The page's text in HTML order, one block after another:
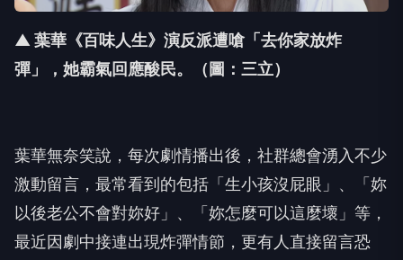
彈」，她霸氣回應酸民。（圖：三立）
以後老公不會對妳好」、「妳怎麼可以這麼壞」等，
最近因劇中接連出現炸彈情節，更有人直接留言恐
嚇：「妳不是很愛放炸彈嗎？改天去妳家放個夠」、
「小心不要在路上被我遇到，不然打死妳。」雖然內